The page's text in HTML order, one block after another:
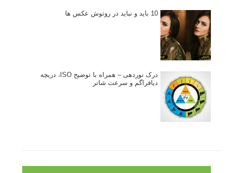
10 باید و نباید در روتوش عکس ها
درک نوردهی – همراه با توضیح ISO، دریچه
دیافراگم و سرعت شاتر